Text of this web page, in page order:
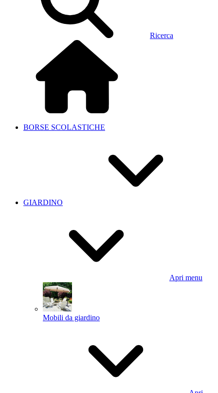
Ricerca
BORSE SCOLASTICHE
GIARDINO
Apri menu
Mobili da giardino